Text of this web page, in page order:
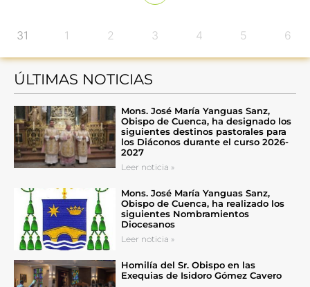
31 1 2 3 4 5 6
ÚLTIMAS NOTICIAS
Mons. José María Yanguas Sanz,
Obispo de Cuenca, ha designado los
siguientes destinos pastorales para
los Diáconos durante el curso 2026-
2027
Leer noticia »
Mons. José María Yanguas Sanz,
Obispo de Cuenca, ha realizado los
siguientes Nombramientos
Diocesanos
Leer noticia »
Homilía del Sr. Obispo en las
Exequias de Isidoro Gómez Cavero